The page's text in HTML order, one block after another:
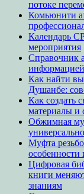
потоке
Комьюнити
Календарь
мероприятия
Справочник
информацией
Как найти
Душанбе:
Как создать
материалы и
Обжимная
Муфта
Цифровая
книги
знаниям